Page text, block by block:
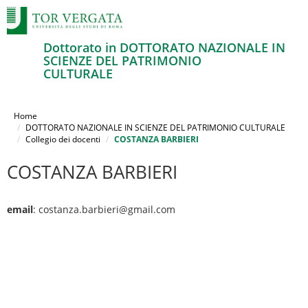
contenuto
principale
Dottorato in DOTTORATO NAZIONALE IN
SCIENZE DEL PATRIMONIO
CULTURALE
Home
DOTTORATO NAZIONALE IN SCIENZE DEL PATRIMONIO CULTURALE
Collegio dei docenti
COSTANZA BARBIERI
COSTANZA BARBIERI
email: costanza.barbieri@gmail.com